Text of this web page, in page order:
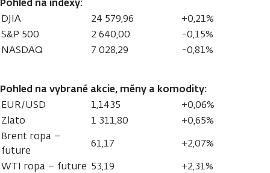
DJIA 24 579,96
+0,21%
S&P 500
2 640,00
-0,15%
NASDAQ
7 028,29 -0,81%
Pohled na vybrané akcie, měny a komodity:
EUR/USD 1,1435
+0,06%
Zlato
1 311,80
+0,65%
Brent ropa –
future
61,17
+2,07%
WTI ropa – future 53,19 +2,31%